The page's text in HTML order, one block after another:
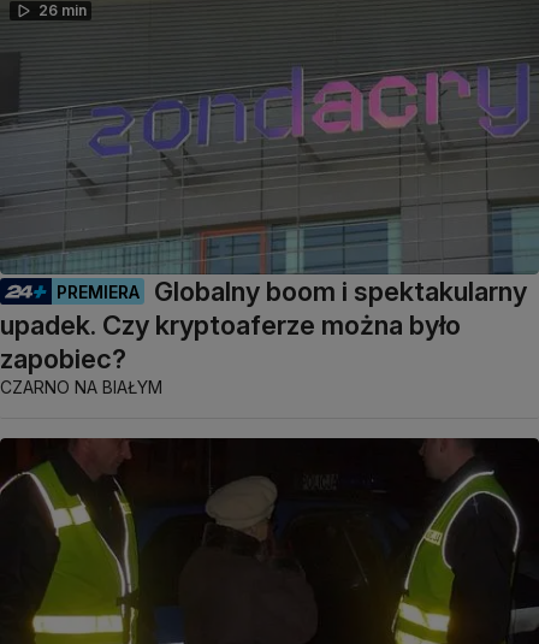
26 min
PREMIERA
Globalny boom i spektakularny
upadek. Czy kryptoaferze można było
zapobiec?
CZARNO NA BIAŁYM